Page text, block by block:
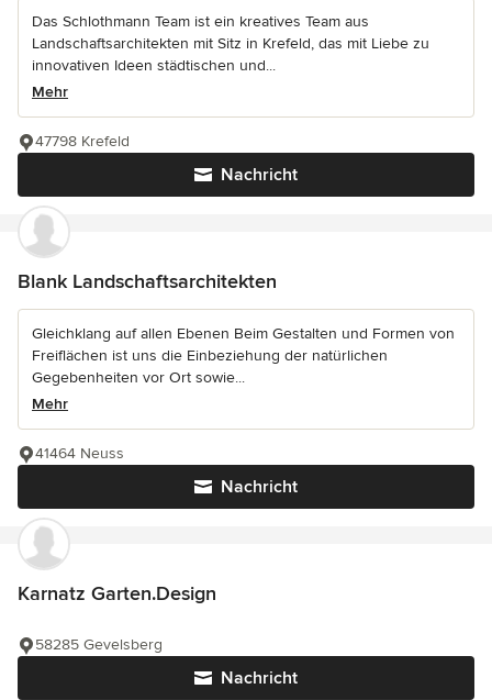
Das Schlothmann Team ist ein kreatives Team aus
Landschaftsarchitekten mit Sitz in Krefeld, das mit Liebe zu
innovativen Ideen städtischen und...
Mehr
Nachricht
47798 Krefeld
Blank Landschaftsarchitekten
Gleichklang auf allen Ebenen Beim Gestalten und Formen von
Freiflächen ist uns die Einbeziehung der natürlichen
Gegebenheiten vor Ort sowie...
Mehr
Nachricht
41464 Neuss
Karnatz Garten.Design
Nachricht
58285 Gevelsberg